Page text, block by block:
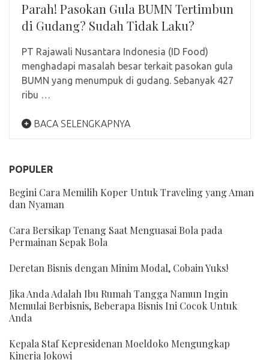
Parah! Pasokan Gula BUMN Tertimbun
di Gudang? Sudah Tidak Laku?
PT Rajawali Nusantara Indonesia (ID Food)
menghadapi masalah besar terkait pasokan gula
BUMN yang menumpuk di gudang. Sebanyak 427
ribu …
BACA SELENGKAPNYA
POPULER
Begini Cara Memilih Koper Untuk Traveling yang Aman
dan Nyaman
Cara Bersikap Tenang Saat Menguasai Bola pada
Permainan Sepak Bola
Deretan Bisnis dengan Minim Modal, Cobain Yuks!
Jika Anda Adalah Ibu Rumah Tangga Namun Ingin
Memulai Berbisnis, Beberapa Bisnis Ini Cocok Untuk
Anda
Kepala Staf Kepresidenan Moeldoko Mengungkap
Kinerja Jokowi